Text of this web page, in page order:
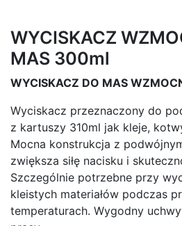
WYCISKACZ
MAS 300ml
WYCISKACZ DO MAS
Wyciskacz przeznaczony do
z kartuszy 310ml jak kleje,
Mocna konstrukcja z
zwiększa siłę nacisku i
Szczególnie potrzebne przy
kleistych materiałów podczas
temperaturach. Wygodny